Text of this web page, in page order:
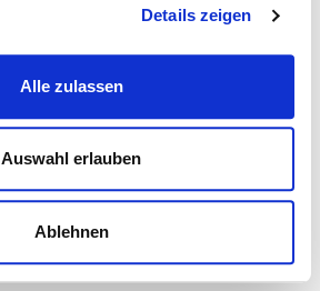
Details zeigen
Alle zulassen
Auswahl erlauben
Ablehnen